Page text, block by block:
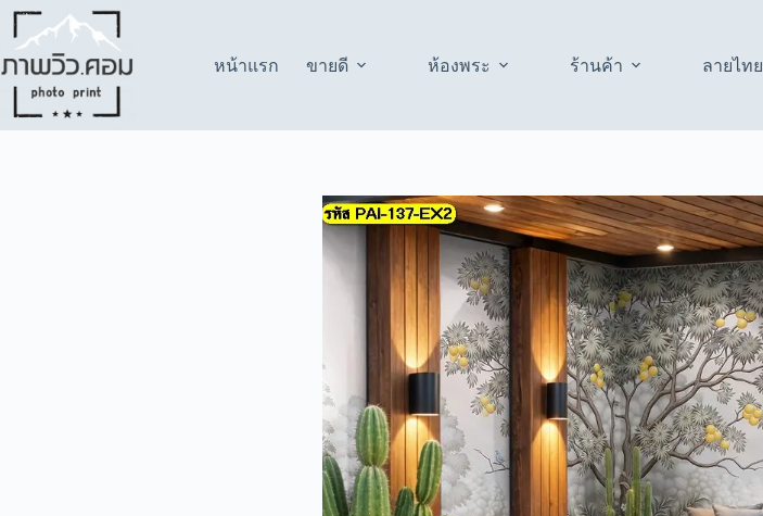
Skip
content
หน้าแรก
ขายดี ห้องพระ ร้านค้า ลายไทย